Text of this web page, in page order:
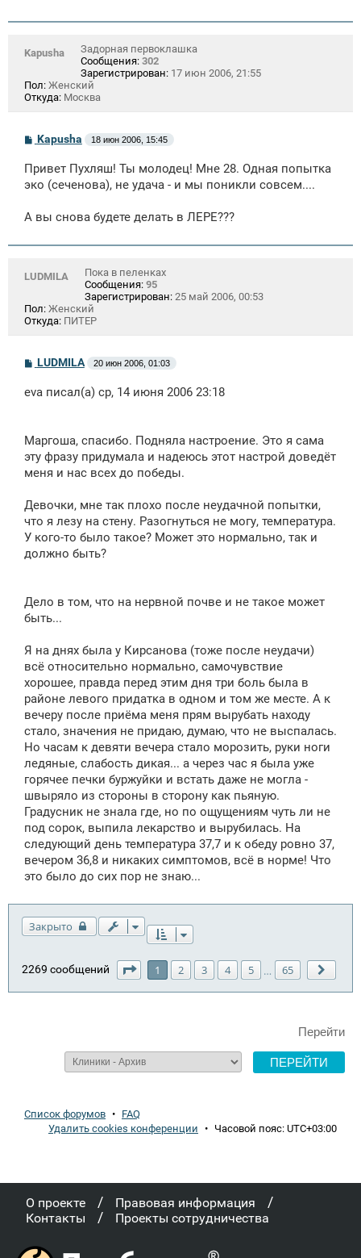
Kapusha
Задорная первоклашка
Сообщения: 302
Зарегистрирован: 17 июн 2006, 21:55
Пол: Женский
Откуда: Москва
С
б
щ
и
Kapusha 18 июн 2006, 15:45
Привет Пухляш! Ты молодец! Мне 28. Одная попытка
эко (сеченова), не удача - и мы поникли совсем....
А вы снова будете делать в ЛЕРЕ???
LUDMILA
Пока в пеленках
Сообщения: 95
Зарегистрирован: 25 май 2006, 00:53
Пол: Женский
Откуда: ПИТЕР
С
б
и
LUDMILA 20 июн 2006, 01:03
eva писал(а) ср, 14 июня 2006 23:18
Маргоша, спасибо. Подняла настроение. Это я сама
эту фразу придумала и надеюсь этот настрой доведёт
меня и нас всех до победы.
Девочки, мне так плохо после неудачной попытки,
что я лезу на стену. Разогнуться не могу, температура.
У кого-то было такое? Может это нормально, так и
должно быть?
Дело в том, что на нервной почве и не такое может
быть...
Я на днях была у Кирсанова (тоже после неудачи)
всё относительно нормально, самочувствие
хорошее, правда перед этим дня три боль была в
районе левого придатка в одном и том же месте. А к
вечеру после приёма меня прям вырубать находу
стало, значения не придаю, думаю, что не выспалась.
Но часам к девяти вечера стало морозить, руки ноги
ледяные, слабость дикая... а через час я была уже
горячее печки буржуйки и встать даже не могла -
швыряло из стороны в сторону как пьяную.
Градусник не знала где, но по ощущениям чуть ли не
под сорок, выпила лекарство и вырубилась. На
следующий день температура 37,7 и к обеду ровно 37,
вечером 36,8 и никаких симптомов, всё в норме! Что
это было до сих пор не знаю...
Закрыто
2269 сообщений Страница из
1 2 3 4 5 … 65
Перейти
Список форумов • FAQ
Удалить cookies конференции • Часовой пояс: UTC+03:00
О проекте / Правовая информация /
Контакты / Проекты сотрудничества